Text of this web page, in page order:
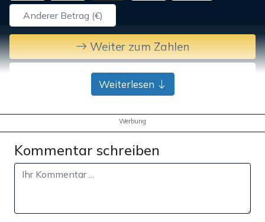
Weiter zum Zahlen
Bank-Überweisung
Weiterlesen
Werbung
Kommentar schreiben